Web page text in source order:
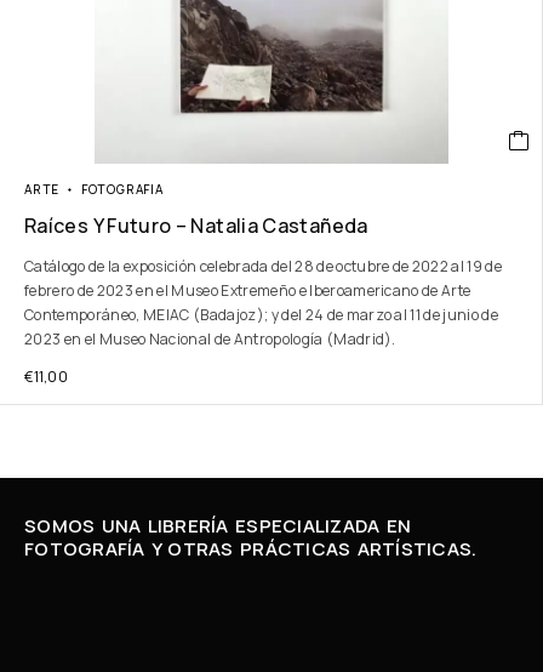
ARTE FOTOGRAFIA
Raíces Y Futuro – Natalia Castañeda
Catálogo de la exposición celebrada del 28 de octubre de 2022 al 19 de
febrero de 2023 en el Museo Extremeño e Iberoamericano de Arte
Contemporáneo, MEIAC (Badajoz); y del 24 de marzo al 11 de junio de
2023 en el Museo Nacional de Antropología (Madrid).
€11,00
SOMOS UNA LIBRERÍA ESPECIALIZADA EN
FOTOGRAFÍA Y OTRAS PRÁCTICAS ARTÍSTICAS.